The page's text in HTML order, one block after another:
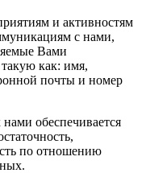
и активностям
с нами,
Вами
как: имя,
почты и номер
обеспечивается
по отношению